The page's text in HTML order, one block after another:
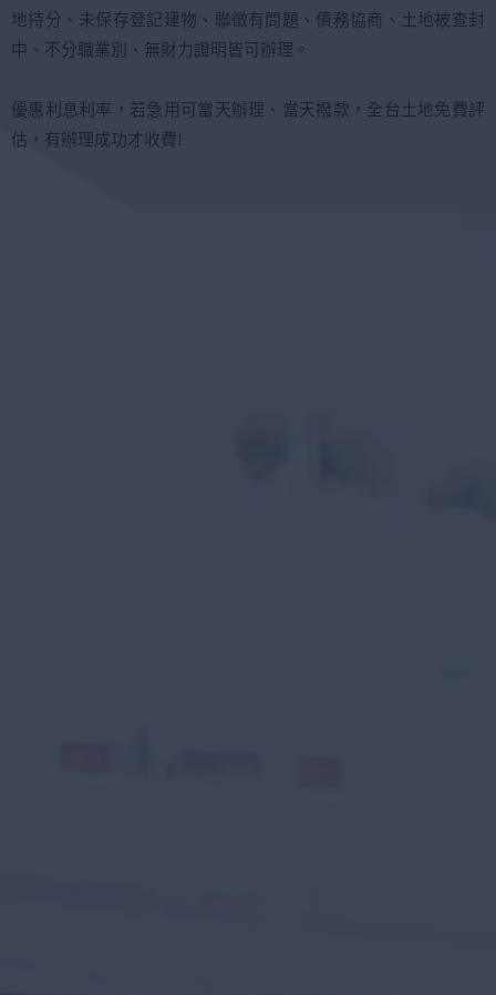
地持分、未保存登記建物、聯徵有問題、債務協商、土地被查封
中、不分職業別、無財力證明皆可辦理。
優惠利息利率，若急用可當天辦理、當天撥款，全台土地免費評
估，有辦理成功才收費!